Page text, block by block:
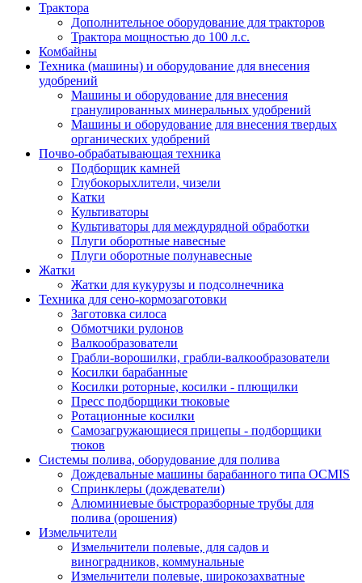
Трактора
Дополнительное оборудование для тракторов
Трактора мощностью до 100 л.с.
Комбайны
Техника (машины) и оборудование для внесения
удобрений
Машины и оборудование для внесения
гранулированных минеральных удобрений
Машины и оборудование для внесения твердых
органических удобрений
Почво-обрабатывающая техника
Подборщик камней
Глубокорыхлители, чизели
Катки
Культиваторы
Культиваторы для междурядной обработки
Плуги оборотные навесные
Плуги оборотные полунавесные
Жатки
Жатки для кукурузы и подсолнечника
Техника для сено-кормозаготовки
Заготовка силоса
Обмотчики рулонов
Валкообразователи
Грабли-ворошилки, грабли-валкообразователи
Косилки барабанные
Косилки роторные, косилки - плющилки
Пресс подборщики тюковые
Ротационные косилки
Самозагружающиеся прицепы - подборщики
тюков
Системы полива, оборудование для полива
Дождевальные машины барабанного типа OCMIS
Спринклеры (дождеватели)
Алюминиевые быстроразборные трубы для
полива (орошения)
Измельчители
Измельчители полевые, для садов и
виноградников, коммунальные
Измельчители полевые, широкозахватные